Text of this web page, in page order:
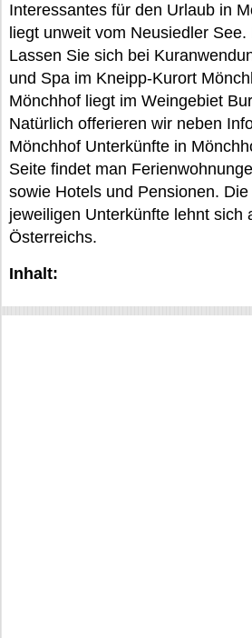
Interessantes für den Urlaub in
liegt unweit vom Neusiedler
Lassen Sie sich bei
und Spa im Kneipp-Kurort
Mönchhof liegt im Weingebiet
Natürlich offerieren wir neben
Mönchhof Unterkünfte in
Seite findet man
sowie Hotels und Pensionen.
jeweiligen Unterkünfte lehnt sich
Österreichs.
Inhalt: